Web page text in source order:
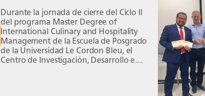
Durante la jornada de cierre del Ciclo II
del programa Master Degree of
International Culinary and Hospitality
Management de la Escuela de Posgrado
de la Universidad Le Cordon Bleu, el
Centro de Investigación, Desarrollo e